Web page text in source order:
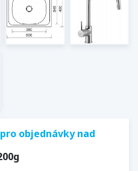
objednávky nad